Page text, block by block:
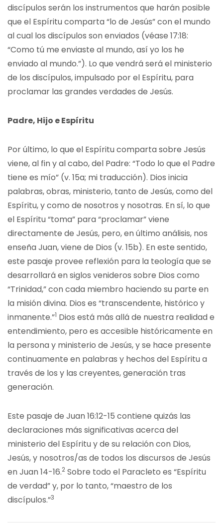
discípulos serán los instrumentos que harán posible
que el Espíritu comparta “lo de Jesús” con el mundo
al cual los discípulos son enviados (véase 17:18:
“Como tú me enviaste al mundo, así yo los he
enviado al mundo.”). Lo que vendrá será el ministerio
de los discípulos, impulsado por el Espíritu, para
proclamar las grandes verdades de Jesús.
Padre, Hijo e Espíritu
Por último, lo que el Espíritu comparta sobre Jesús
viene, al fin y al cabo, del Padre: “Todo lo que el Padre
tiene es mío” (v. 15a; mi traducción). Dios inicia
palabras, obras, ministerio, tanto de Jesús, como del
Espíritu, y como de nosotros y nosotras. En sí, lo que
el Espíritu “toma” para “proclamar” viene
directamente de Jesús, pero, en último análisis, nos
enseña Juan, viene de Dios (v. 15b). En este sentido,
este pasaje provee reflexión para la teología que se
desarrollará en siglos venideros sobre Dios como
“Trinidad,” con cada miembro haciendo su parte en
la misión divina. Dios es “transcendente, histórico y
inmanente.”1 Dios está más allá de nuestra realidad e
entendimiento, pero es accesible históricamente en
la persona y ministerio de Jesús, y se hace presente
continuamente en palabras y hechos del Espíritu a
través de los y las creyentes, generación tras
generación.
Este pasaje de Juan 16:12-15 contiene quizás las
declaraciones más significativas acerca del
ministerio del Espíritu y de su relación con Dios,
Jesús, y nosotros/as de todos los discursos de Jesús
en Juan 14-16.2 Sobre todo el Paracleto es “Espíritu
de verdad” y, por lo tanto, “maestro de los
discípulos.”3